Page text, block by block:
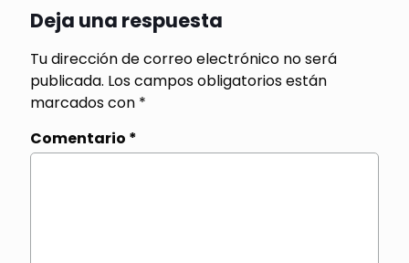
Deja una respuesta
Tu dirección de correo electrónico no será
publicada. Los campos obligatorios están
marcados con *
Comentario *